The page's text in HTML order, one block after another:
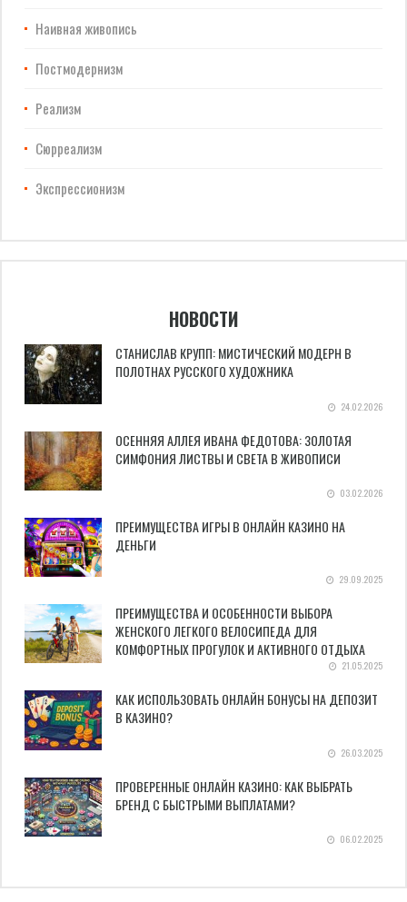
Наивная живопись
Постмодернизм
Реализм
Сюрреализм
Экспрессионизм
НОВОСТИ
СТАНИСЛАВ КРУПП: МИСТИЧЕСКИЙ МОДЕРН В
ПОЛОТНАХ РУССКОГО ХУДОЖНИКА
24.02.2026
ОСЕННЯЯ АЛЛЕЯ ИВАНА ФЕДОТОВА: ЗОЛОТАЯ
СИМФОНИЯ ЛИСТВЫ И СВЕТА В ЖИВОПИСИ
03.02.2026
ПРЕИМУЩЕСТВА ИГРЫ В ОНЛАЙН КАЗИНО НА
ДЕНЬГИ
29.09.2025
ПРЕИМУЩЕСТВА И ОСОБЕННОСТИ ВЫБОРА
ЖЕНСКОГО ЛЕГКОГО ВЕЛОСИПЕДА ДЛЯ
КОМФОРТНЫХ ПРОГУЛОК И АКТИВНОГО ОТДЫХА
21.05.2025
КАК ИСПОЛЬЗОВАТЬ ОНЛАЙН БОНУСЫ НА ДЕПОЗИТ
В КАЗИНО?
26.03.2025
ПРОВЕРЕННЫЕ ОНЛАЙН КАЗИНО: КАК ВЫБРАТЬ
БРЕНД С БЫСТРЫМИ ВЫПЛАТАМИ?
06.02.2025